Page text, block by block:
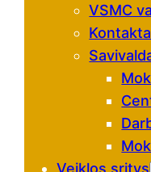
VSMC
Veiklos sritys